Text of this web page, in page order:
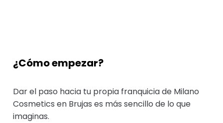
¿Cómo empezar?
Dar el paso hacia tu propia franquicia de Milano
Cosmetics en Brujas es más sencillo de lo que
imaginas.